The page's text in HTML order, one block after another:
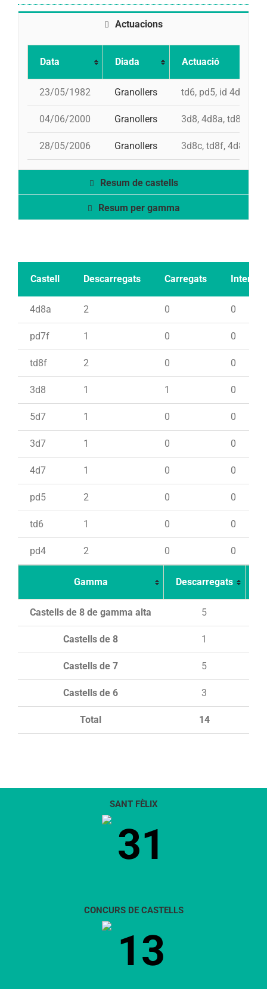
Actuacions
Data Diada Actuació
23/05/1982 Granollers td6, pd5, id 4d7,
04/06/2000 Granollers 3d8, 4d8a, td8f,
28/05/2006 Granollers 3d8c, td8f, 4d8a,
Resum de castells
Resum per gamma
Castell Descarregats Carregats Intents
4d8a 2 0 0
pd7f 1 0 0
td8f 2 0 0
3d8 1 1 0
5d7 1 0 0
3d7 1 0 0
4d7 1 0 0
pd5 2 0 0
td6 1 0 0
pd4 2 0 0
Gamma Descarregats
Total 14
Castells de 8 de gamma alta 5
Castells de 8 1
Castells de 7 5
Castells de 6 3
SANT FÈLIX
31
CONCURS DE CASTELLS
13